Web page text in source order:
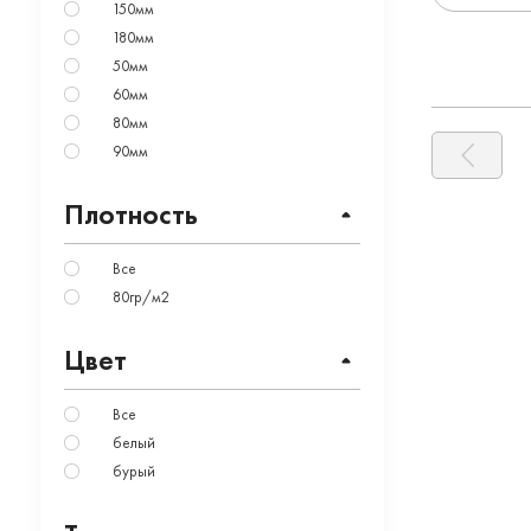
150мм
180мм
50мм
60мм
80мм
90мм
Плотность
Все
80гр/м2
Цвет
Все
белый
бурый